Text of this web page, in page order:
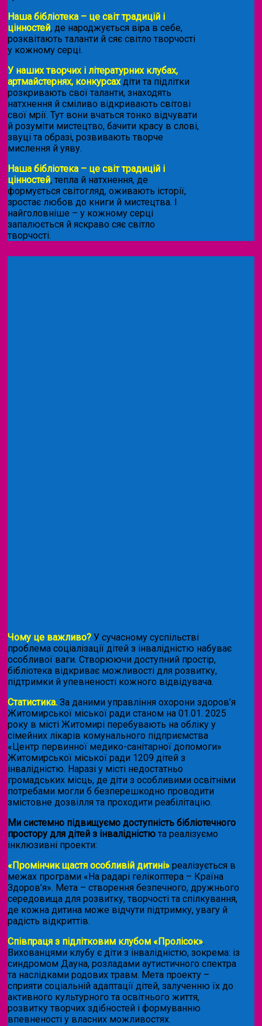
Наша бібліотека – це світ традицій і
цінностей, де народжується віра в себе,
розквітають таланти й сяє світло творчості
у кожному серці.
У наших творчих і літературних клубах,
артмайстернях, конкурсахдіти та підлітки
розкривають свої таланти, знаходять
натхнення й сміливо відкривають світові
свої мрії. Тут вони вчаться тонко відчувати
й розуміти мистецтво, бачити красу в слові,
звуці та образі, розвивають творче
мислення й уяву.
Наша бібліотека – це світ традицій і
цінностей, тепла й натхнення, де
формується світогляд, оживають історії,
зростає любов до книги й мистецтва. І
найголовніше – у кожному серці
запалюється й яскраво сяє світло
творчості.
Чому це важливо? У сучасному суспільстві
проблема соціалізації дітей з інвалідністю набуває
особливої ваги. Створюючи доступний простір,
бібліотека відкриває можливості для розвитку,
підтримки й упевненості кожного відвідувача.
Статистика. За даними управління охорони здоров’я
Житомирської міської ради станом на 01.01. 2025
року в місті Житомирі перебувають на обліку у
сімейних лікарів комунального підприємства
«Центр первинної медико-санітарної допомоги»
Житомирської міської ради 1209 дітей з
інвалідністю. Наразі у місті недостатньо
громадських місць, де діти з особливими освітніми
потребами могли б безперешкодно проводити
змістовне дозвілля та проходити реабілітацію.
Ми системно підвищуємо доступність бібліотечного
простору для дітей з інвалідністю та реалізуємо
інклюзивні проекти:
«Промінчик щастя особливій дитині» реалізується в
межах програми «На радарі гелікоптера – Країна
Здоров’я». Мета – створення безпечного, дружнього
середовища для розвитку, творчості та спілкування,
де кожна дитина може відчути підтримку, увагу й
радість відкриттів.
Співпраця з підлітковим клубом «Пролісок».
Вихованцями клубу є діти з інвалідністю, зокрема: із
синдромом Дауна, розладами аутистичного спектра
та наслідками родових травм. Мета проекту –
сприяти соціальній адаптації дітей, залученню їх до
активного культурного та освітнього життя,
розвитку творчих здібностей і формуванню
впевненості у власних можливостях.